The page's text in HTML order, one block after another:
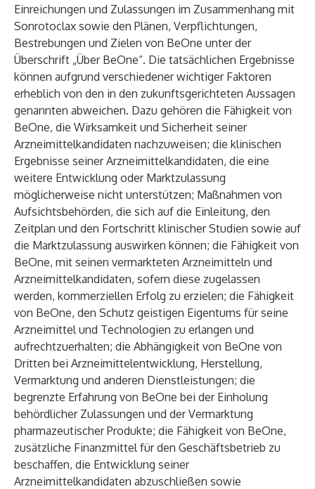
Einreichungen und Zulassungen im Zusammenhang mit
Sonrotoclax sowie den Plänen, Verpflichtungen,
Bestrebungen und Zielen von BeOne unter der
Überschrift „Über BeOne“. Die tatsächlichen Ergebnisse
können aufgrund verschiedener wichtiger Faktoren
erheblich von den in den zukunftsgerichteten Aussagen
genannten abweichen. Dazu gehören die Fähigkeit von
BeOne, die Wirksamkeit und Sicherheit seiner
Arzneimittelkandidaten nachzuweisen; die klinischen
Ergebnisse seiner Arzneimittelkandidaten, die eine
weitere Entwicklung oder Marktzulassung
möglicherweise nicht unterstützen; Maßnahmen von
Aufsichtsbehörden, die sich auf die Einleitung, den
Zeitplan und den Fortschritt klinischer Studien sowie auf
die Marktzulassung auswirken können; die Fähigkeit von
BeOne, mit seinen vermarkteten Arzneimitteln und
Arzneimittelkandidaten, sofern diese zugelassen
werden, kommerziellen Erfolg zu erzielen; die Fähigkeit
von BeOne, den Schutz geistigen Eigentums für seine
Arzneimittel und Technologien zu erlangen und
aufrechtzuerhalten; die Abhängigkeit von BeOne von
Dritten bei Arzneimittelentwicklung, Herstellung,
Vermarktung und anderen Dienstleistungen; die
begrenzte Erfahrung von BeOne bei der Einholung
behördlicher Zulassungen und der Vermarktung
pharmazeutischer Produkte; die Fähigkeit von BeOne,
zusätzliche Finanzmittel für den Geschäftsbetrieb zu
beschaffen, die Entwicklung seiner
Arzneimittelkandidaten abzuschließen sowie